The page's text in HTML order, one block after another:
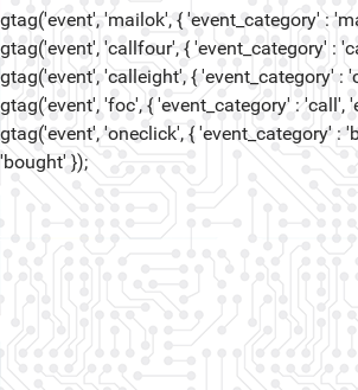
gtag('event', 'mailok', { 'event_category' :
gtag('event', 'callfour', { 'event_category' :
gtag('event', 'calleight', { 'event_category' :
gtag('event', 'foc', { 'event_category' : 'call',
gtag('event', 'oneclick', { 'event_category' :
'bought' });